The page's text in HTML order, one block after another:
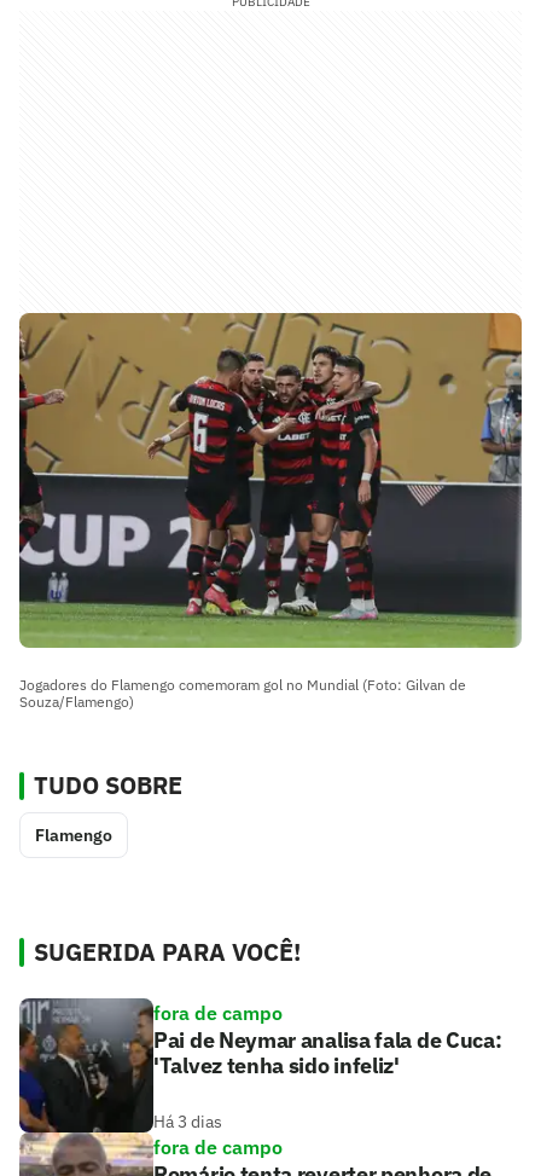
Jogadores do Flamengo comemoram gol no Mundial (Foto: Gilvan de
Souza/Flamengo)
TUDO SOBRE
Flamengo
SUGERIDA PARA VOCÊ!
fora de campo
Pai de Neymar analisa fala de Cuca:
'Talvez tenha sido infeliz'
Há 3 dias
fora de campo